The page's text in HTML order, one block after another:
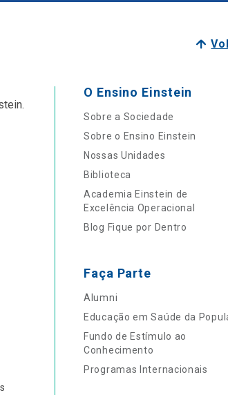
O Ensino Einstein
Sobre a Sociedade
Sobre o Ensino Einstein
Nossas Unidades
Biblioteca
Academia Einstein de
Excelência Operacional
Blog Fique por Dentro
Faça Parte
Alumni
Educação em Saúde da
Fundo de Estímulo ao
Conhecimento
Programas Internacionais